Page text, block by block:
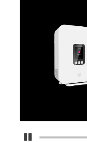
Detener carrusel